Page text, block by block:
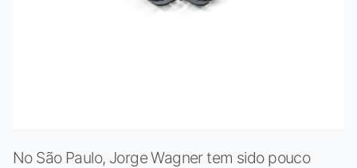
No São Paulo, Jorge Wagner tem sido pouco